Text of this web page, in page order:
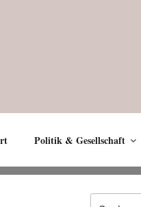
Politik & Gesellschaft